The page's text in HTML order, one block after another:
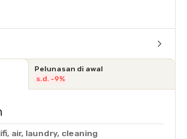
Pelunasan di awal
s.d. -9%
air, laundry, cleaning